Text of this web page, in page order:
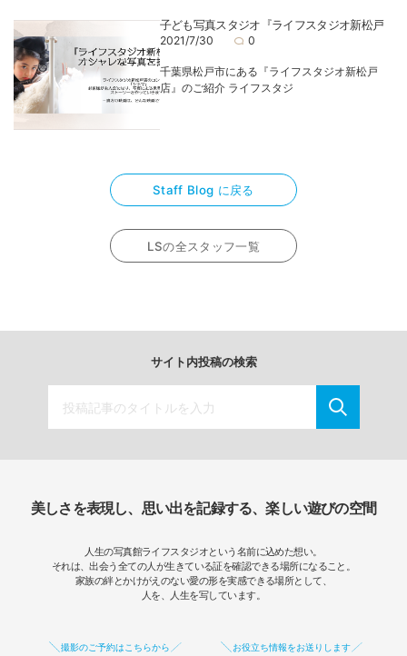
子ども写真スタジオ『ライフスタジオ新松戸
2021/7/30 0
千葉県松戸市にある『ライフスタジオ新松戸
店』のご紹介 ライフスタジ
Staff Blog に戻る
LSの全スタッフ一覧
サイト内投稿の検索
美しさを表現し、思い出を記録する、楽しい遊びの空間
人生の写真館ライフスタジオという名前に込めた想い。
それは、出会う全ての人が生きている証を確認できる場所になること。
家族の絆とかけがえのない愛の形を実感できる場所として、
人を、人生を写しています。
撮影のご予約はこちらから お役立ち情報をお送りします